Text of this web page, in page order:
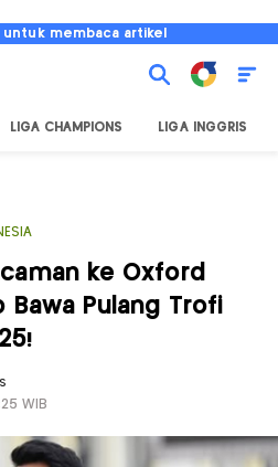
untuk membaca artikel
LIGA CHAMPIONS LIGA INGGRIS
ke Oxford
Bawa Pulang Trofi
WIB